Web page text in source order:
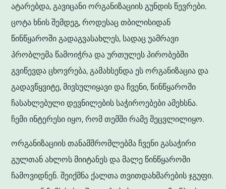
ატარებდა, გავიცანი ორგანიზაციის გუნდის წევრები.
ცოტა ხნის შემდეგ, როდესაც თბილისიდან
წინწყაროში გადაგვასახლეს, სადაც უამრავი
პრობლემა წამოიჭრა და ურთულეს პირობებში
გვიწევდა ცხოვრება, გამახსენდა ეს ორგანიზაცია და
გადავწყვიტე, მივსულიყავი და ჩვენი, წინწყაროში
ჩასახლებული დევნილების საჭიროებები ამეხსნა.
ჩემი ინტერესი იყო, რომ თემში რამე შეცვლილიყო.
ორგანიზაციის თანამშრომლებმა ჩვენი გასაჭირი
გულთან ახლოს მიიტანეს და მალე წინწყაროში
ჩამოვიდნენ. შეიქმნა ქალთა თვითდახმარების ჯგუფი.